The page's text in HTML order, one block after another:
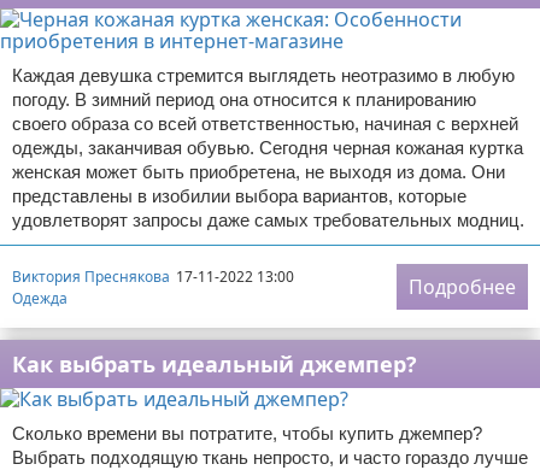
Каждая девушка стремится выглядеть неотразимо в любую
погоду. В зимний период она относится к планированию
своего образа со всей ответственностью, начиная с верхней
одежды, заканчивая обувью. Сегодня черная кожаная куртка
женская может быть приобретена, не выходя из дома. Они
представлены в изобилии выбора вариантов, которые
удовлетворят запросы даже самых требовательных модниц.
Виктория Преснякова 17-11-2022 13:00
Одежда
Подробнее
Как выбрать идеальный джемпер?
Сколько времени вы потратите, чтобы купить джемпер?
Выбрать подходящую ткань непросто, и часто гораздо лучше